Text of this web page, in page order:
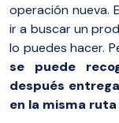
operación nueva.
ir a buscar un
lo puedes hacer.
se puede
después
en la misma